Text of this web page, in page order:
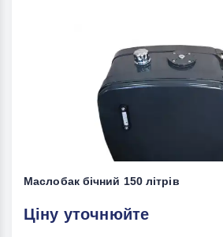
Маслобак бічний 150 літрів
Ціну уточнюйте